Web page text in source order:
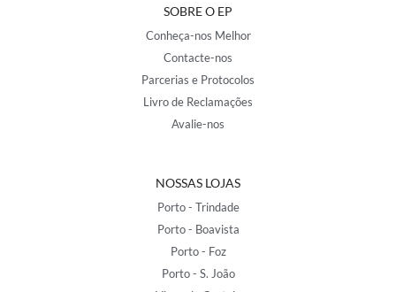
SOBRE O EP
Conheça-nos Melhor
Contacte-nos
Parcerias e Protocolos
Livro de Reclamações
Avalie-nos
NOSSAS LOJAS
Porto - Trindade
Porto - Boavista
Porto - Foz
Porto - S. João